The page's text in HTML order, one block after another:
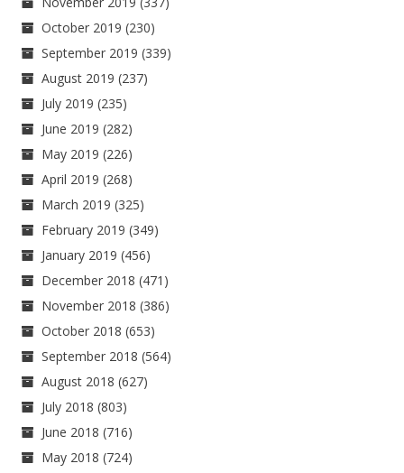
October 2019 (230)
September 2019 (339)
August 2019 (237)
July 2019 (235)
June 2019 (282)
May 2019 (226)
April 2019 (268)
March 2019 (325)
February 2019 (349)
January 2019 (456)
December 2018 (471)
November 2018 (386)
October 2018 (653)
September 2018 (564)
August 2018 (627)
July 2018 (803)
June 2018 (716)
May 2018 (724)